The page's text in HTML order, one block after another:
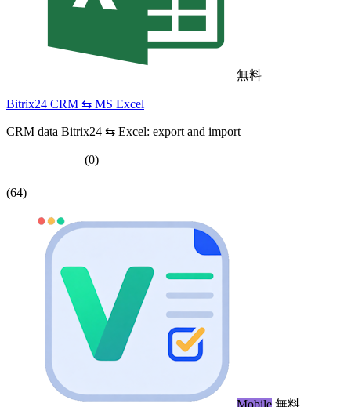
無料
Bitrix24 CRM ⇆ MS Excel
CRM data Bitrix24 ⇆ Excel: export and import
(0)
(64)
Mobile 無料